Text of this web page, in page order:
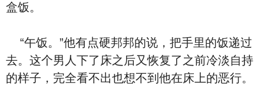
盒饭。
“午饭。”他有点硬邦邦的说，把手里的饭递过
去。这个男人下了床之后又恢复了之前冷淡自持
的样子，完全看不出也想不到他在床上的恶行。